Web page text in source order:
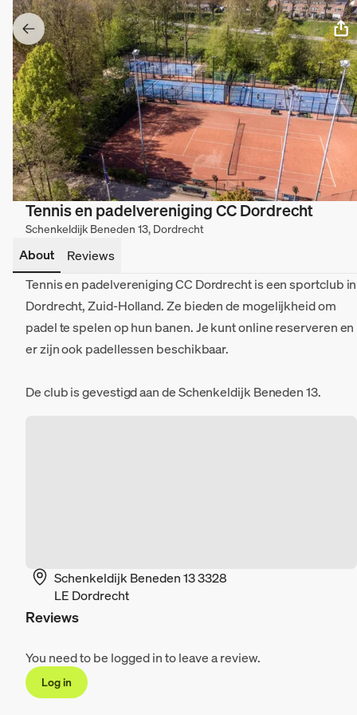
Tennis en padelvereniging CC Dordrecht
Schenkeldijk Beneden 13, Dordrecht
About
Reviews
Tennis en padelvereniging CC Dordrecht is een sportclub in
Dordrecht, Zuid-Holland. Ze bieden de mogelijkheid om
padel te spelen op hun banen. Je kunt online reserveren en
er zijn ook padellessen beschikbaar.
De club is gevestigd aan de Schenkeldijk Beneden 13.
Schenkeldijk Beneden 13 3328
LE Dordrecht
Reviews
You need to be logged in to leave a review.
Log in